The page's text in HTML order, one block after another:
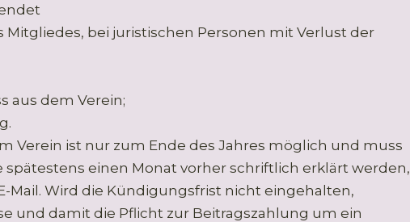
Mitgliedes, bei juristischen Personen mit Verlust der
aus dem Verein;
Verein ist nur zum Ende des Jahres möglich und muss
spätestens einen Monat vorher schriftlich erklärt werden,
Mail. Wird die Kündigungsfrist nicht eingehalten,
und damit die Pflicht zur Beitragszahlung um ein